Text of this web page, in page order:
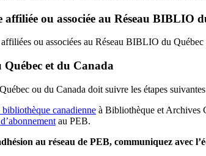
ou associée au Réseau BIBLIO
ou associées au Réseau BIBLIO du
et du Canada
ou du Canada doit suivre les étapes suivantes
canadienne à Bibliothèque et Archives
au PEB.
au réseau de PEB, communiquez avec